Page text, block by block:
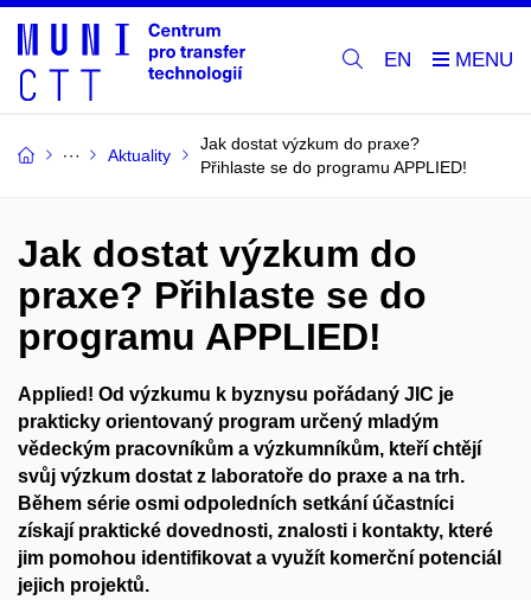
EN
Aktuality
Jak dostat výzkum do praxe?
Přihlaste se do programu APPLIED!
Jak dostat výzkum do
praxe? Přihlaste se do
programu APPLIED!
Applied! Od výzkumu k byznysu pořádaný JIC je
prakticky orientovaný program určený mladým
vědeckým pracovníkům a výzkumníkům, kteří chtějí
svůj výzkum dostat z laboratoře do praxe a na trh.
Během série osmi odpoledních setkání účastníci
získají praktické dovednosti, znalosti i kontakty, které
jim pomohou identifikovat a využít komerční potenciál
jejich projektů.